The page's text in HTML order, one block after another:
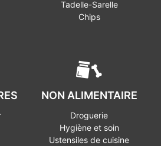
Tadelle-Sarelle
Chips
NON ALIMENTAIRE
Droguerie
Hygiène et soin
Ustensiles de cuisine